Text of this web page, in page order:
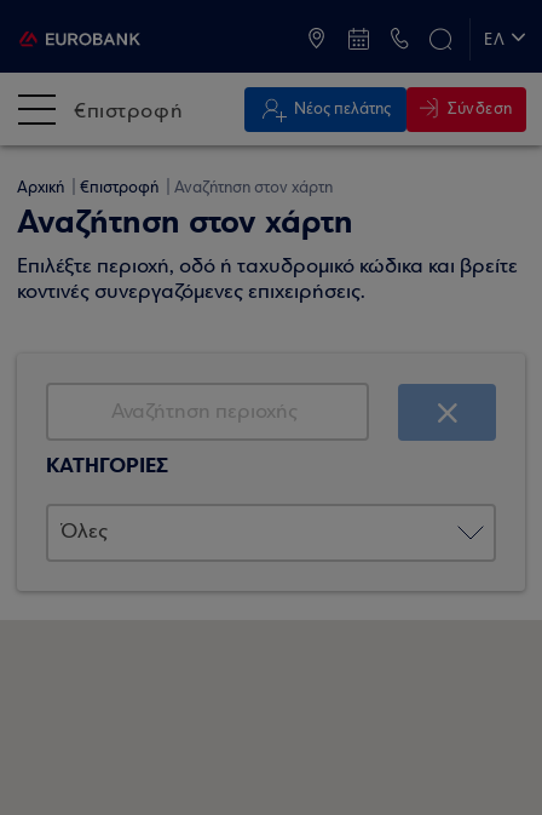
ΕΛ
€πιστροφή Νέος πελάτης Σύνδεση
Αρχική €πιστροφή Αναζήτηση στον χάρτη
Αναζήτηση στον χάρτη
Επιλέξτε περιοχή, οδό ή ταχυδρομικό κώδικα και βρείτε
κοντινές συνεργαζόμενες επιχειρήσεις.
ΚΑΤΗΓΟΡΙΕΣ